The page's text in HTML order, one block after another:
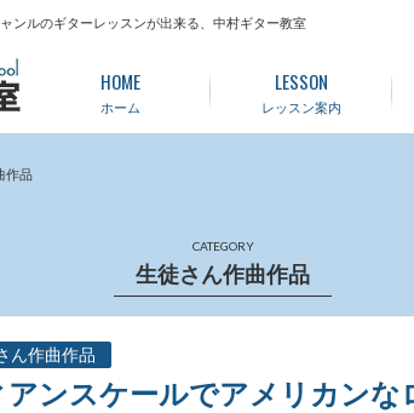
ンルのギターレッスンが出来る、中村ギター教室
ホーム
HOME
レッスン案内
LESSON
作品
CATEGORY
生徒さん作曲作品
ん作曲作品
アンスケールでアメリカンな